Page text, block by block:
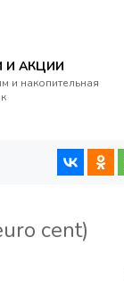
И АКЦИИ
и накопительная
cent)